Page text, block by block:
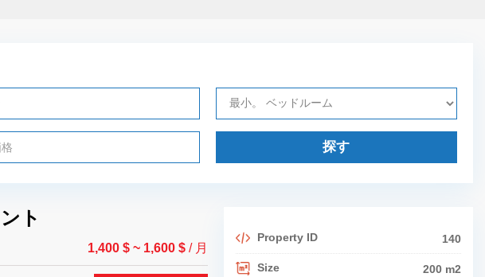
探す
ト
1,400 $ ~ 1,600 $ / 月
Property ID 140
Size 200 m2